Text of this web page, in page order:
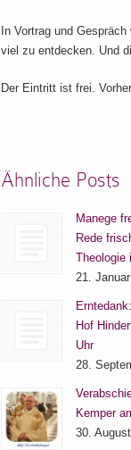
In Vortrag und
viel zu entdecken. Und
Der Eintritt ist frei.
Ähnliche Posts
Manege
Rede
Theologie
21.
Hof
Uhr
28.
Kemper
30.